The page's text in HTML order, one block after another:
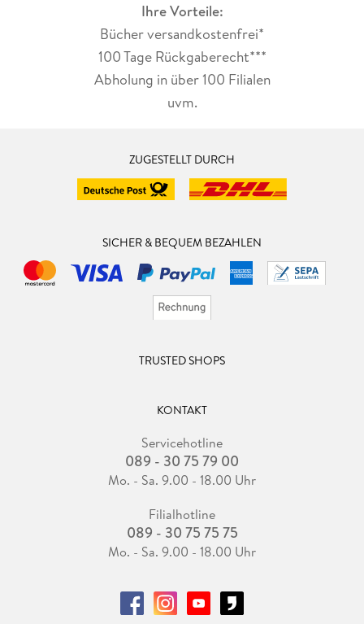
Ihre Vorteile:
Bücher versandkostenfrei*
100 Tage Rückgaberecht***
Abholung in über 100 Filialen
uvm.
ZUGESTELLT DURCH
SICHER & BEQUEM BEZAHLEN
TRUSTED SHOPS
KONTAKT
Servicehotline
089 - 30 75 79 00
Mo. - Sa. 9.00 - 18.00 Uhr
Filialhotline
089 - 30 75 75 75
Mo. - Sa. 9.00 - 18.00 Uhr